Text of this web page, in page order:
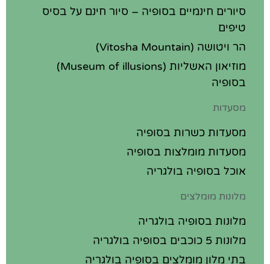
סיורים חינמיים בסופיה – סיור חינם על בסיס
טיפים
הר ויטושה (Vitosha Mountain)
מוזיאון האשליות (Museum of illusions)
בסופיה
מסעדות
מסעדות כשרות בסופיה
מסעדות מומלצות בסופיה
אוכל בסופיה בולגריה
מלונות מומלצים
מלונות בסופיה בולגריה
מלונות 5 כוכבים בסופיה בולגריה
בתי מלון מומלצים בסופיה בולגריה